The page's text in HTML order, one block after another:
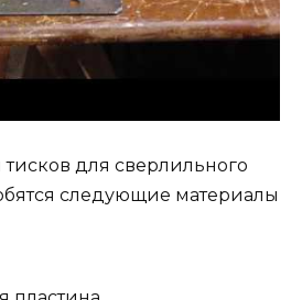
для сверлильного
следующие материалы